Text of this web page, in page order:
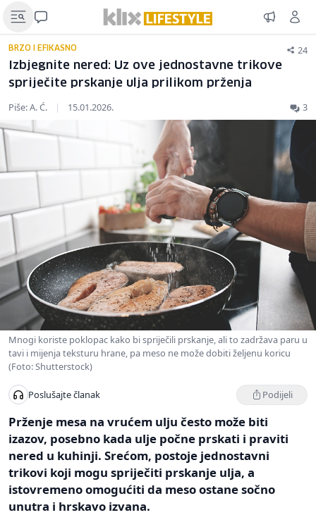
BRZO I EFIKASNO 24
Izbjegnite nered: Uz ove jednostavne trikove
spriječite prskanje ulja prilikom prženja
Piše: A. Ć. | 15.01.2026. 3
Mnogi koriste poklopac kako bi spriječili prskanje, ali to zadržava paru u
tavi i mijenja teksturu hrane, pa meso ne može dobiti željenu koricu
(Foto: Shutterstock)
Poslušajte članak Podijeli
Prženje mesa na vrućem ulju često može biti
izazov, posebno kada ulje počne prskati i praviti
nered u kuhinji. Srećom, postoje jednostavni
trikovi koji mogu spriječiti prskanje ulja, a
istovremeno omogućiti da meso ostane sočno
unutra i hrskavo izvana.